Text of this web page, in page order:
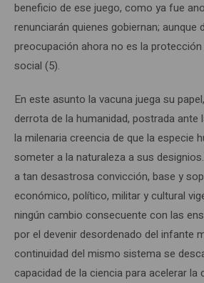
beneficio de ese juego, como ya fue
renunciarán quienes gobiernan; aunque
preocupación ahora no es la
social (5).
En este asunto la vacuna juega su
derrota de la humanidad, postrada ante
la milenaria creencia de que la especie
someter a la naturaleza a sus
a tan desastrosa convicción, base y
económico, político, militar y cultural
ningún cambio consecuente con las
por el devenir desordenado del infante
continuidad del mismo sistema se
capacidad de la ciencia para acelerar la